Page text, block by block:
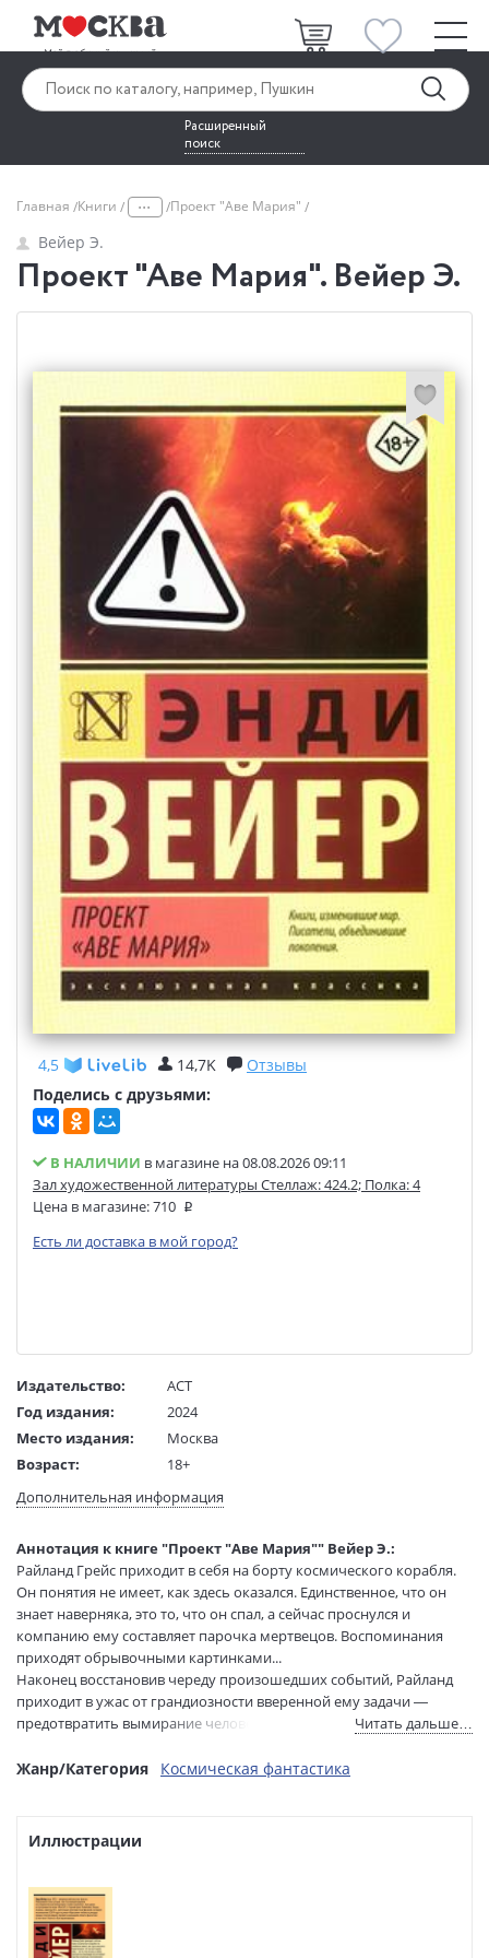
Расширенный
поиск
Главная Книги ... Проект "Аве Мария"
Вейер Э.
Проект "Аве Мария". Вейер Э.
4,5 14,7K
Отзывы
Поделись с друзьями:
В НАЛИЧИИ в магазине на 08.08.2026 09:11
Зал художественной литературы Стеллаж: 424.2; Полка: 4
Цена в магазине:710
Есть ли доставка в мой город?
Издательство:
АСТ
Год издания:
2024
Место издания:
Москва
Возраст:
18+
Язык текста:
русский
Редактор/
составитель:
Демичев В.
Перевод:
Акопян О.
Тип обложки:
Мягкая обложка
Формат:
76х100 1/32
Размеры в мм
(ДхШхВ):
180x115x28
Вес:
335 гр.
Страниц:
672
Тираж:
3000 экз.
ISBN:
Дополнительная информация
Аннотация к книге "Проект "Аве Мария"" Вейер Э.:
Райланд Грейс приходит в себя на борту космического корабля.
Он понятия не имеет, как здесь оказался. Единственное, что он
знает наверняка, это то, что он спал, а сейчас проснулся и
компанию ему составляет парочка мертвецов. Воспоминания
приходят обрывочными картинками...
Наконец восстановив череду произошедших событий, Райланд
приходит в ужас от грандиозности вверенной ему задачи —
предотвратить вымирание человеческого рода. Эта сверхсложная
помощи, похоже, ждать неоткуда…
ПСИХОТРОПНЫХ ВЕЩЕСТВ, ИХ АНАЛОГОВ ПРИЧИНЯЕТ ВРЕД
ЗДОРОВЬЮ, ИХ НЕЗАКОННЫЙ ОБОРОТ ЗАПРЕЩЁН И ВЛЕЧЕТ
Читать дальше…
Жанр/Категория Космическая фантастика
Иллюстрации